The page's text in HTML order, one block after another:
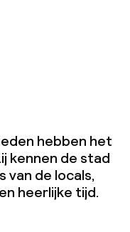
hebben het
kennen de stad
van de locals,
heerlijke tijd.